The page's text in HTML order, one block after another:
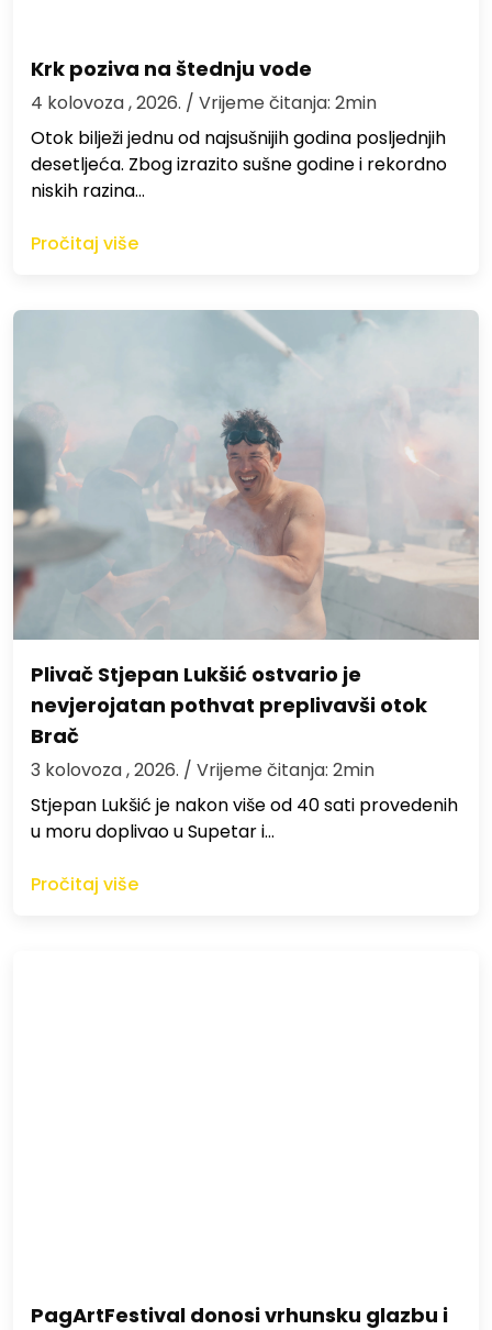
Krk poziva na štednju vode
4 kolovoza , 2026. / Vrijeme čitanja: 2min
Otok bilježi jednu od najsušnijih godina posljednjih
desetljeća. Zbog izrazito sušne godine i rekordno
niskih razina…
Pročitaj više
Plivač Stjepan Lukšić ostvario je
nevjerojatan pothvat preplivavši otok
Brač
3 kolovoza , 2026. / Vrijeme čitanja: 2min
St​jepan Lukšić je nakon više od 40 sati provedenih
u moru doplivao u Supetar i…
Pročitaj više
PagArtFestival donosi vrhunsku glazbu i